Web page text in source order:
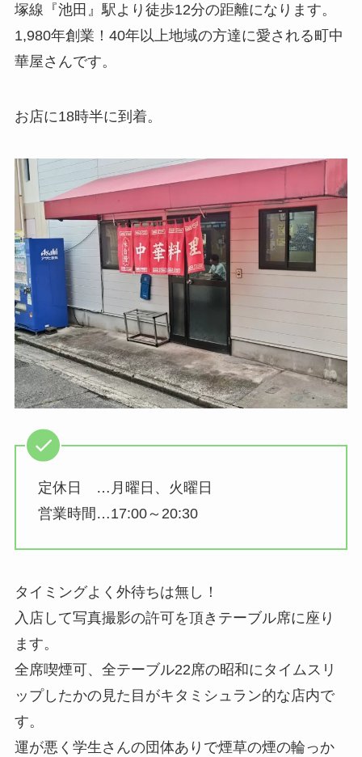
塚線『池田』駅より徒歩12分の距離になります。
1,980年創業！40年以上地域の方達に愛される町中
華屋さんです。
お店に18時半に到着。
定休日 …月曜日、火曜日
営業時間…17:00～20:30
タイミングよく外待ちは無し！
入店して写真撮影の許可を頂きテーブル席に座り
ます。
全席喫煙可、全テーブル22席の昭和にタイムスリ
ップしたかの見た目がキタミシュラン的な店内で
す。
運が悪く学生さんの団体ありで煙草の煙の輪っか